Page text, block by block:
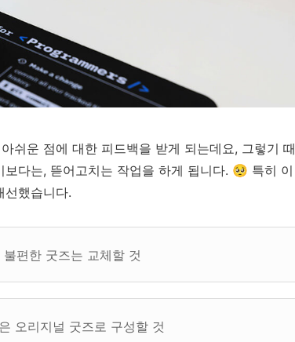
쉬운 점에 대한 피드백을 받게 되는데요, 그렇기 때
다는, 뜯어고치는 작업을 하게 됩니다. 🥺 특히 이
선했습니다.
편한 굿즈는 교체할 것
오리지널 굿즈로 구성할 것